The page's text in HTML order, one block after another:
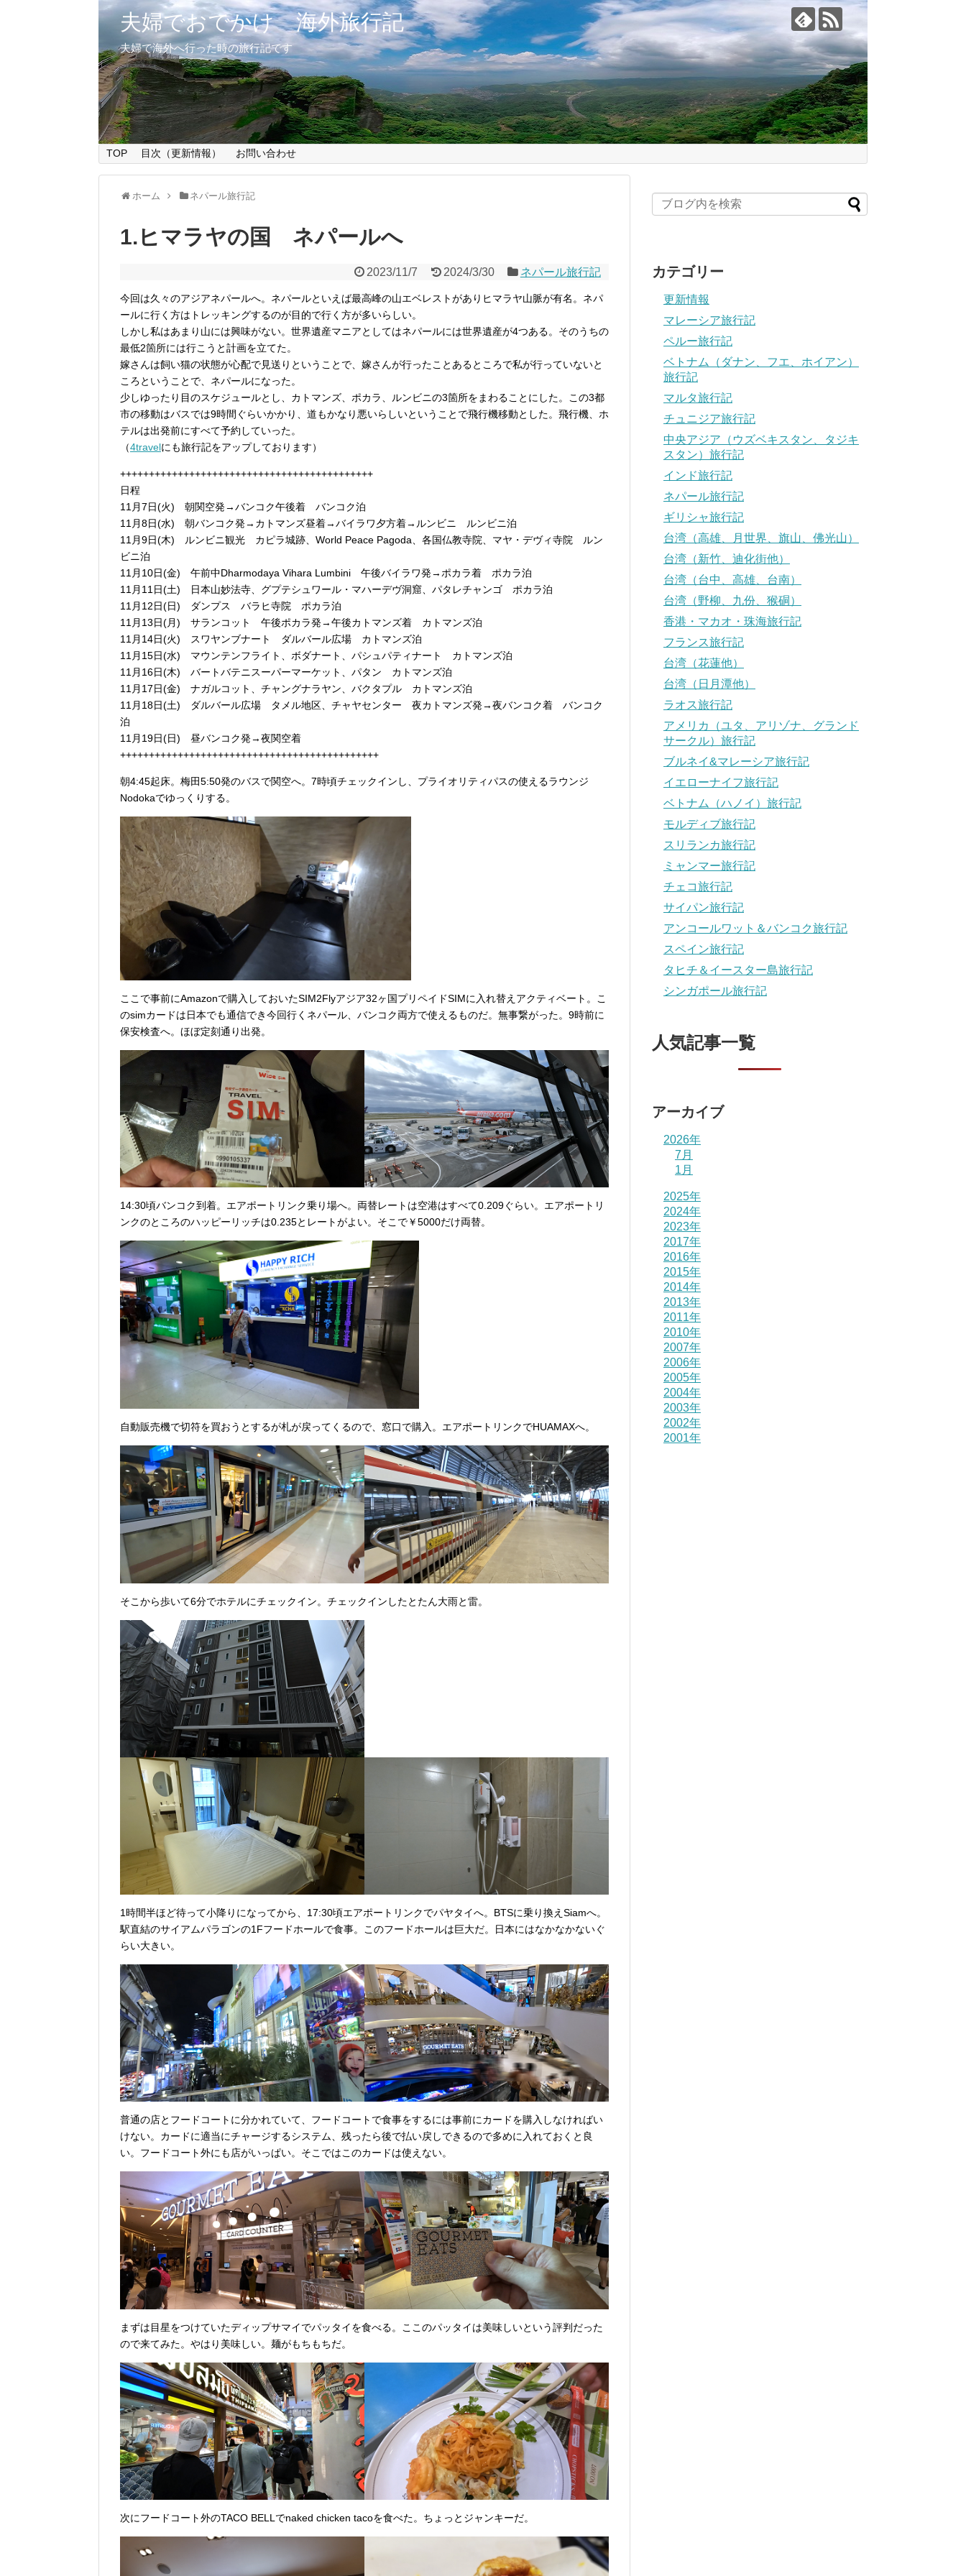
夫婦でおでかけ 海外旅行記
夫婦で海外へ行った時の旅行記です
TOP 目次（更新情報） お問い合わせ
ホーム ネパール旅行記
1.ヒマラヤの国 ネパールへ
2023/11/7 2024/3/30 ネパール旅行記
今回は久々のアジアネパールへ。ネパールといえば最高峰の山エベレストがありヒマラヤ山脈が有名。ネパ
ールに行く方はトレッキングするのが目的で行く方が多いらしい。
しかし私はあまり山には興味がない。世界遺産マニアとしてはネパールには世界遺産が4つある。そのうちの
最低2箇所には行こうと計画を立てた。
嫁さんは飼い猫の状態が心配で見送りということで、嫁さんが行ったことあるところで私が行っていないと
ころということで、ネパールになった。
少しゆったり目のスケジュールとし、カトマンズ、ポカラ、ルンビニの3箇所をまわることにした。この3都
市の移動はバスでは9時間ぐらいかかり、道もかなり悪いらしいということで飛行機移動とした。飛行機、ホ
テルは出発前にすべて予約していった。
（4travelにも旅行記をアップしております）
++++++++++++++++++++++++++++++++++++++++++++
日程
11月7日(火) 朝関空発→バンコク午後着 バンコク泊
11月8日(水) 朝バンコク発→カトマンズ昼着→バイラワ夕方着→ルンビニ ルンビニ泊
11月9日(木) ルンビニ観光 カピラ城跡、World Peace Pagoda、各国仏教寺院、マヤ・デヴィ寺院 ルン
ビニ泊
11月10日(金) 午前中Dharmodaya Vihara Lumbini 午後バイラワ発→ポカラ着 ポカラ泊
11月11日(土) 日本山妙法寺、グプテシュワール・マハーデヴ洞窟、パタレチャンゴ ポカラ泊
11月12日(日) ダンプス バラヒ寺院 ポカラ泊
11月13日(月) サランコット 午後ポカラ発→午後カトマンズ着 カトマンズ泊
11月14日(火) スワヤンブナート ダルバール広場 カトマンズ泊
11月15日(水) マウンテンフライト、ボダナート、パシュパティナート カトマンズ泊
11月16日(木) バートバテニスーパーマーケット、パタン カトマンズ泊
11月17日(金) ナガルコット、チャングナラヤン、バクタプル カトマンズ泊
11月18日(土) ダルバール広場 タメル地区、チャヤセンター 夜カトマンズ発→夜バンコク着 バンコク
泊
11月19日(日) 昼バンコク発→夜関空着
+++++++++++++++++++++++++++++++++++++++++++++
朝4:45起床。梅田5:50発のバスで関空へ。7時頃チェックインし、プライオリティパスの使えるラウンジ
Nodokaでゆっくりする。
ここで事前にAmazonで購入しておいたSIM2Flyアジア32ヶ国プリペイドSIMに入れ替えアクティベート。こ
のsimカードは日本でも通信でき今回行くネパール、バンコク両方で使えるものだ。無事繋がった。9時前に
保安検査へ。ほぼ定刻通り出発。
14:30頃バンコク到着。エアポートリンク乗り場へ。両替レートは空港はすべて0.209ぐらい。エアポートリ
ンクのところのハッピーリッチは0.235とレートがよい。そこで￥5000だけ両替。
自動販売機で切符を買おうとするが札が戻ってくるので、窓口で購入。エアポートリンクでHUAMAXへ。
そこから歩いて6分でホテルにチェックイン。チェックインしたとたん大雨と雷。
1時間半ほど待って小降りになってから、17:30頃エアポートリンクでパヤタイへ。BTSに乗り換えSiamへ。
駅直結のサイアムパラゴンの1Fフードホールで食事。このフードホールは巨大だ。日本にはなかなかないぐ
らい大きい。
普通の店とフードコートに分かれていて、フードコートで食事をするには事前にカードを購入しなければい
けない。カードに適当にチャージするシステム、残ったら後で払い戻しできるので多めに入れておくと良
い。フードコート外にも店がいっぱい。そこではこのカードは使えない。
まずは目星をつけていたディップサマイでパッタイを食べる。ここのパッタイは美味しいという評判だった
ので来てみた。やはり美味しい。麺がもちもちだ。
次にフードコート外のTACO BELLでnaked chicken tacoを食べた。ちょっとジャンキーだ。
カテゴリー
更新情報
マレーシア旅行記
ペルー旅行記
ベトナム（ダナン、フエ、ホイアン）
旅行記
マルタ旅行記
チュニジア旅行記
中央アジア（ウズベキスタン、タジキ
スタン）旅行記
インド旅行記
ネパール旅行記
ギリシャ旅行記
台湾（高雄、月世界、旗山、佛光山）
台湾（新竹、迪化街他）
台湾（台中、高雄、台南）
台湾（野柳、九份、猴硐）
香港・マカオ・珠海旅行記
フランス旅行記
台湾（花蓮他）
台湾（日月潭他）
ラオス旅行記
アメリカ（ユタ、アリゾナ、グランド
サークル）旅行記
ブルネイ&マレーシア旅行記
イエローナイフ旅行記
ベトナム（ハノイ）旅行記
モルディブ旅行記
スリランカ旅行記
ミャンマー旅行記
チェコ旅行記
サイパン旅行記
アンコールワット＆バンコク旅行記
スペイン旅行記
タヒチ＆イースター島旅行記
シンガポール旅行記
人気記事一覧
アーカイブ
2026年
7月
1月
2025年
2024年
2023年
2017年
2016年
2015年
2014年
2013年
2011年
2010年
2007年
2006年
2005年
2004年
2003年
2002年
2001年